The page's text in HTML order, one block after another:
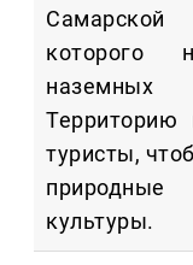
Самарской
которого
наземных
Территорию
туристы,
культуры.